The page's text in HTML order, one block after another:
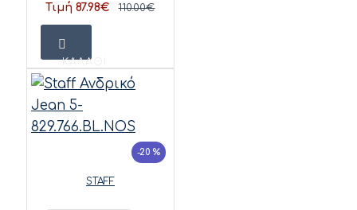
Τιμή 87.98€ 110.00€
ΚΑΛΆΘΙ
-20 %
STAFF